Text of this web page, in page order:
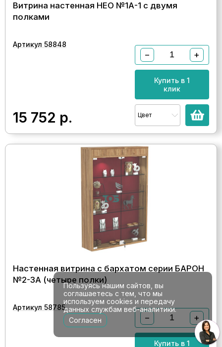
Витрина настенная НЕО №1А-1 с двумя
полками
Артикул 58848
15 752 р.
− +
Купить в 1
клик
Цвет
Настенная витрина с бархатом серии БАРОН
№2-3А (четыре полки)
Артикул 58785
− +
Купить в 1
Пользуясь нашим сайтов, вы
соглашаетесь с тем, что мы
используем cookies и передачу
данных службам веб-аналитики.
Согласен